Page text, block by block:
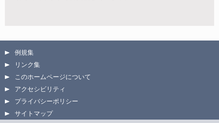
例規集
リンク集
このホームページについて
アクセシビリティ
プライバシーポリシー
サイトマップ